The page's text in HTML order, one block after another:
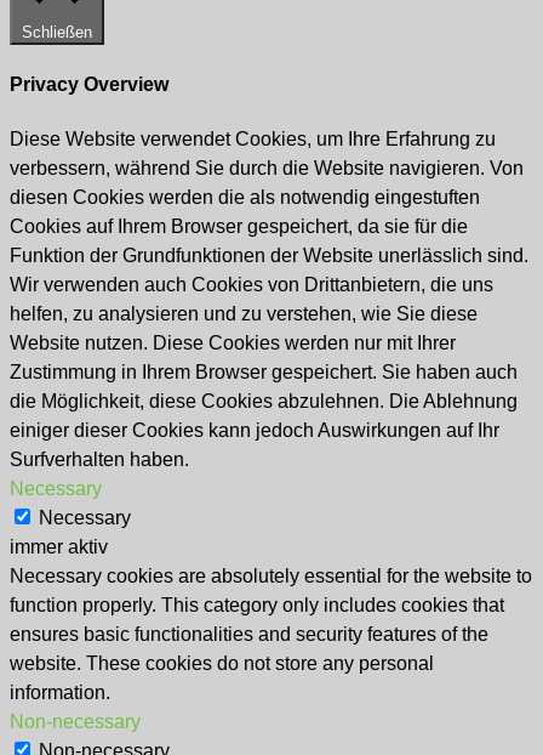
Schließen
Privacy Overview
Diese Website verwendet Cookies, um Ihre Erfahrung zu
verbessern, während Sie durch die Website navigieren. Von
diesen Cookies werden die als notwendig eingestuften
Cookies auf Ihrem Browser gespeichert, da sie für die
Funktion der Grundfunktionen der Website unerlässlich sind.
Wir verwenden auch Cookies von Drittanbietern, die uns
helfen, zu analysieren und zu verstehen, wie Sie diese
Website nutzen. Diese Cookies werden nur mit Ihrer
Zustimmung in Ihrem Browser gespeichert. Sie haben auch
die Möglichkeit, diese Cookies abzulehnen. Die Ablehnung
einiger dieser Cookies kann jedoch Auswirkungen auf Ihr
Surfverhalten haben.
Necessary
Necessary
immer aktiv
Necessary cookies are absolutely essential for the website to
function properly. This category only includes cookies that
ensures basic functionalities and security features of the
website. These cookies do not store any personal
information.
Non-necessary